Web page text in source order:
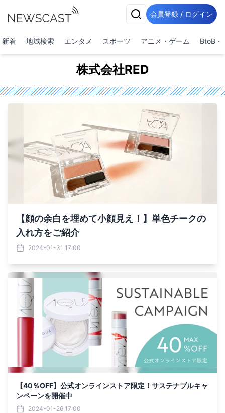
会員登録 / ログイン
新着 地域検索 エンタメ スポーツ アニメ・ゲーム BtoB・
株式会社RED
【顔の余白を埋めて小顔見え！】単色チークの
入れ方をご紹介
2024-01-31 17:00
【40％OFF】公式オンラインストア限定！サステナブルキャ
ンペーンを開催中
2024-01-26 17:00